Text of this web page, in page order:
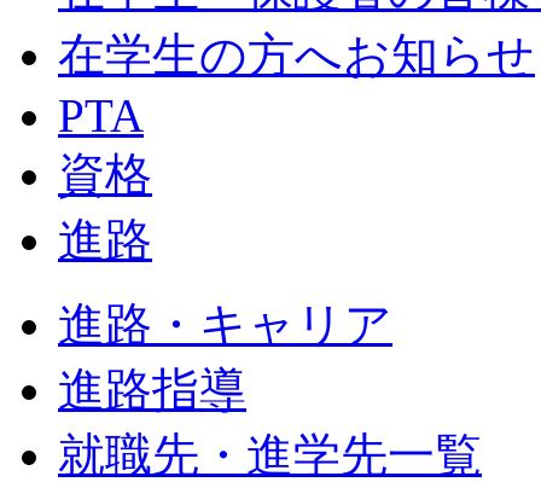
在学生の方へお知らせ
PTA
資格
進路
進路・キャリア
進路指導
就職先・進学先一覧